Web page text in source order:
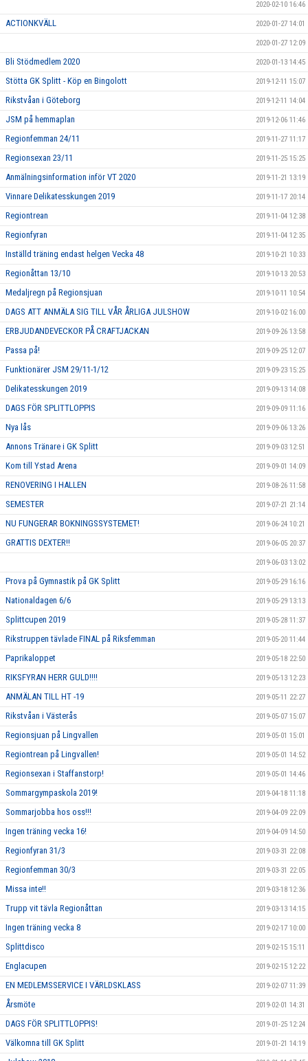
2020-02-10 16:46
ACTIONKVÄLL 2020-01-27 14:01
2020-01-27 12:09
Bli Stödmedlem 2020 2020-01-13 14:45
Stötta GK Splitt - Köp en Bingolott 2019-12-11 15:07
Rikstvåan i Göteborg 2019-12-11 14:04
JSM på hemmaplan 2019-12-06 11:46
Regionfemman 24/11 2019-11-27 11:17
Regionsexan 23/11 2019-11-25 15:25
Anmälningsinformation inför VT 2020 2019-11-21 13:19
Vinnare Delikatesskungen 2019 2019-11-17 20:14
Regiontrean 2019-11-04 12:38
Regionfyran 2019-11-04 12:35
Inställd träning endast helgen Vecka 48 2019-10-21 10:33
Regionåttan 13/10 2019-10-13 20:53
Medaljregn på Regionsjuan 2019-10-11 10:54
DAGS ATT ANMÄLA SIG TILL VÅR ÅRLIGA JULSHOW 2019-10-02 16:00
ERBJUDANDEVECKOR PÅ CRAFTJACKAN 2019-09-26 13:58
Passa på! 2019-09-25 12:07
Funktionärer JSM 29/11-1/12 2019-09-23 15:25
Delikatesskungen 2019 2019-09-13 14:08
DAGS FÖR SPLITTLOPPIS 2019-09-09 11:16
Nya lås 2019-09-06 13:26
Annons Tränare i GK Splitt 2019-09-03 12:51
Kom till Ystad Arena 2019-09-01 14:09
RENOVERING I HALLEN 2019-08-26 11:58
SEMESTER 2019-07-21 21:14
NU FUNGERAR BOKNINGSSYSTEMET! 2019-06-24 10:21
GRATTIS DEXTER!! 2019-06-05 20:37
2019-06-03 13:02
Prova på Gymnastik på GK Splitt 2019-05-29 16:16
Nationaldagen 6/6 2019-05-29 13:13
Splittcupen 2019 2019-05-28 11:37
Rikstruppen tävlade FINAL på Riksfemman 2019-05-20 11:44
Paprikaloppet 2019-05-18 22:50
RIKSFYRAN HERR GULD!!!! 2019-05-13 12:23
ANMÄLAN TILL HT -19 2019-05-11 22:27
Rikstvåan i Västerås 2019-05-07 15:07
Regionsjuan på Lingvallen 2019-05-01 15:01
Regiontrean på Lingvallen! 2019-05-01 14:52
Regionsexan i Staffanstorp! 2019-05-01 14:46
Sommargympaskola 2019! 2019-04-18 11:18
Sommarjobba hos oss!!! 2019-04-09 22:09
Ingen träning vecka 16! 2019-04-09 14:50
Regionfyran 31/3 2019-03-31 22:08
Regionfemman 30/3 2019-03-31 22:05
Missa inte!! 2019-03-18 12:36
Trupp vit tävla Regionåttan 2019-03-13 14:15
Ingen träning vecka 8 2019-02-17 10:00
Splittdisco 2019-02-15 15:11
Englacupen 2019-02-15 12:22
EN MEDLEMSSERVICE I VÄRLDSKLASS 2019-02-07 11:39
Årsmöte 2019-02-01 14:31
DAGS FÖR SPLITTLOPPIS! 2019-01-25 12:24
Välkomna till GK Splitt 2019-01-21 14:19